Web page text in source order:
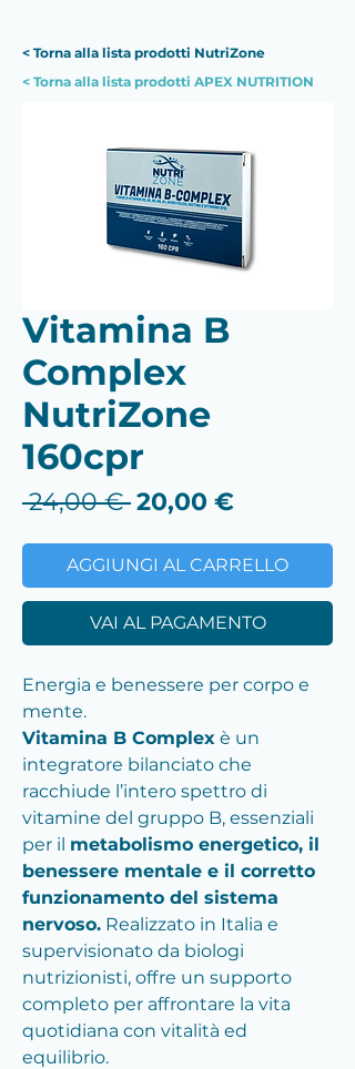
< Torna alla lista prodotti NutriZone
< Torna alla lista prodotti APEX NUTRITION
Vitamina B
Complex
NutriZone
160cpr
24,00 € Prezzo
20,00 €Prezzo
AGGIUNGI AL CARRELLO
VAI AL PAGAMENTO
Energia e benessere per corpo e
mente.
Vitamina B Complex è un
integratore bilanciato che
racchiude l’intero spettro di
vitamine del gruppo B, essenziali
per il metabolismo energetico, il
benessere mentale e il corretto
funzionamento del sistema
nervoso. Realizzato in Italia e
supervisionato da biologi
nutrizionisti, offre un supporto
completo per affrontare la vita
quotidiana con vitalità ed
equilibrio.